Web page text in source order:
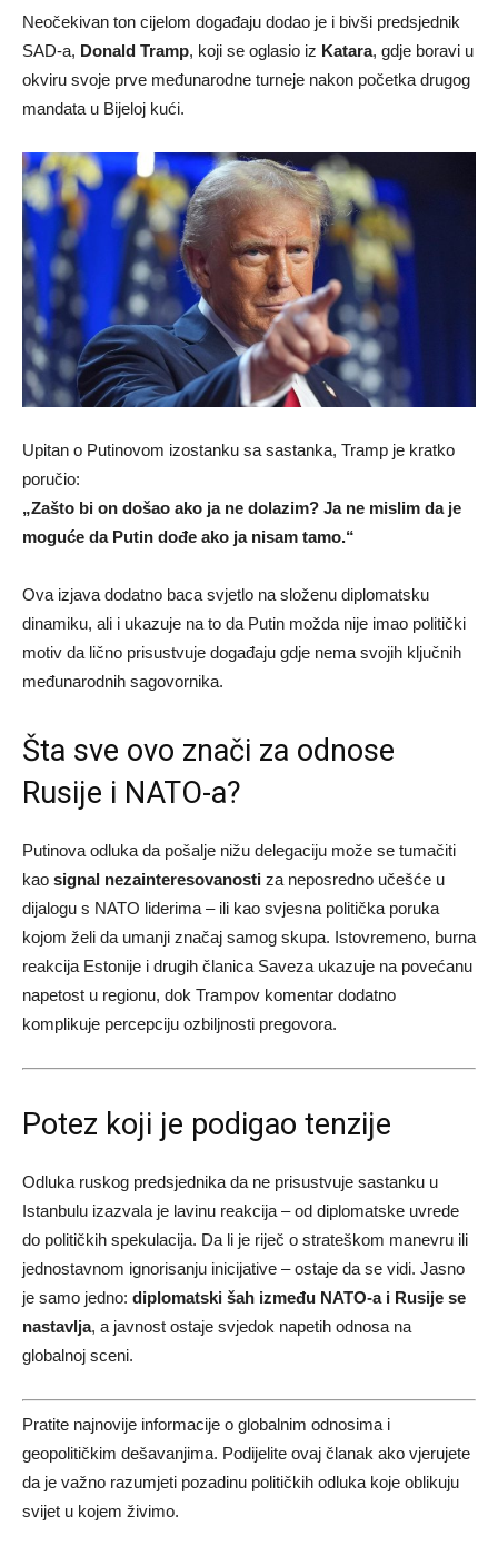
Neočekivan ton cijelom događaju dodao je i bivši predsjednik
SAD-a, Donald Tramp, koji se oglasio iz Katara, gdje boravi u
okviru svoje prve međunarodne turneje nakon početka drugog
mandata u Bijeloj kući.
Upitan o Putinovom izostanku sa sastanka, Tramp je kratko
poručio:
„Zašto bi on došao ako ja ne dolazim? Ja ne mislim da je
moguće da Putin dođe ako ja nisam tamo.“
Ova izjava dodatno baca svjetlo na složenu diplomatsku
dinamiku, ali i ukazuje na to da Putin možda nije imao politički
motiv da lično prisustvuje događaju gdje nema svojih ključnih
međunarodnih sagovornika.
Šta sve ovo znači za odnose
Rusije i NATO-a?
Putinova odluka da pošalje nižu delegaciju može se tumačiti
kao signal nezainteresovanosti za neposredno učešće u
dijalogu s NATO liderima – ili kao svjesna politička poruka
kojom želi da umanji značaj samog skupa. Istovremeno, burna
reakcija Estonije i drugih članica Saveza ukazuje na povećanu
napetost u regionu, dok Trampov komentar dodatno
komplikuje percepciju ozbiljnosti pregovora.
Potez koji je podigao tenzije
Odluka ruskog predsjednika da ne prisustvuje sastanku u
Istanbulu izazvala je lavinu reakcija – od diplomatske uvrede
do političkih spekulacija. Da li je riječ o strateškom manevru ili
jednostavnom ignorisanju inicijative – ostaje da se vidi. Jasno
je samo jedno: diplomatski šah između NATO-a i Rusije se
nastavlja, a javnost ostaje svjedok napetih odnosa na
globalnoj sceni.
Pratite najnovije informacije o globalnim odnosima i
geopolitičkim dešavanjima. Podijelite ovaj članak ako vjerujete
da je važno razumjeti pozadinu političkih odluka koje oblikuju
svijet u kojem živimo.